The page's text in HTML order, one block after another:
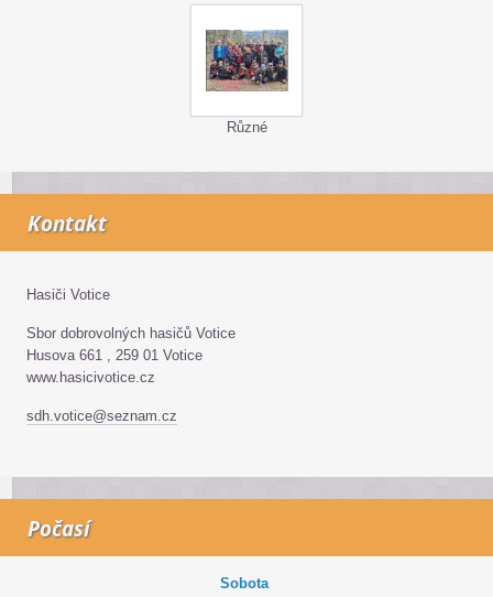
Různé
Kontakt
Hasiči Votice
Sbor dobrovolných hasičů Votice
Husova 661 , 259 01 Votice
www.hasicivotice.cz
sdh.votice@seznam.cz
Počasí
Sobota